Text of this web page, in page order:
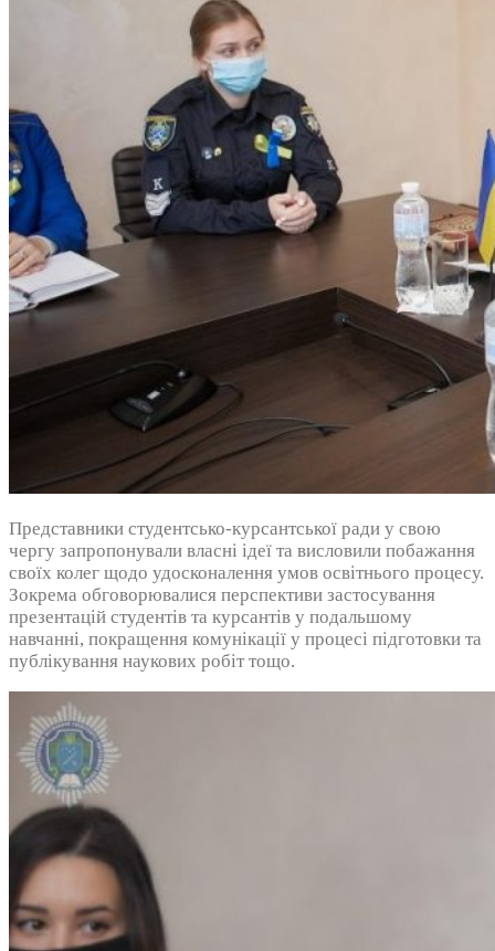
Представники студентсько-курсантської ради у свою
чергу запропонували власні ідеї та висловили побажання
своїх колег щодо удосконалення умов освітнього процесу.
Зокрема обговорювалися перспективи застосування
презентацій студентів та курсантів у подальшому
навчанні, покращення комунікації у процесі підготовки та
публікування наукових робіт тощо.